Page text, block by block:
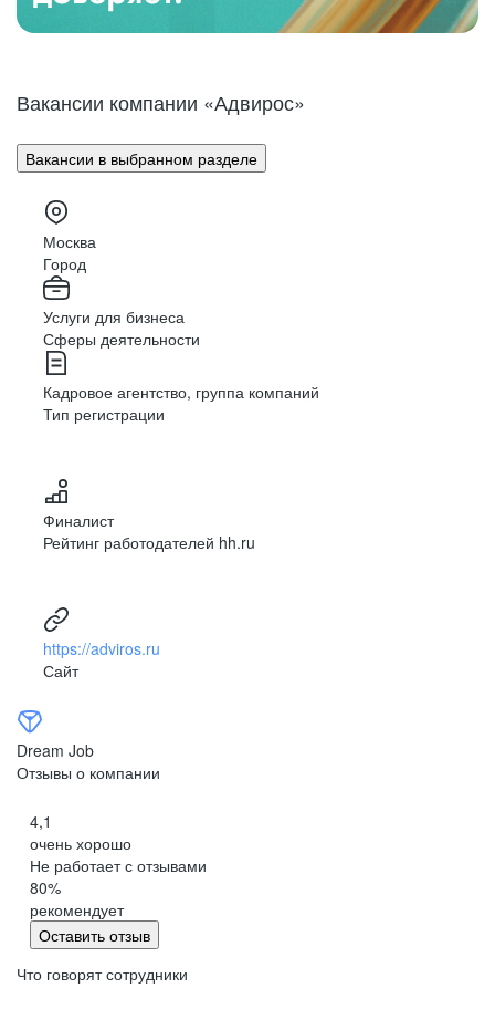
Вакансии компании «Адвирос»
Вакансии в выбранном разделе
Москва
Город
Услуги для бизнеса
Сферы деятельности
Кадровое агентство, группа компаний
Тип регистрации
Финалист
Рейтинг работодателей hh.ru
https://adviros.ru
Сайт
Dream Job
Отзывы о компании
4,1
очень хорошо
Не работает с отзывами
80%
рекомендует
Оставить отзыв
Что говорят сотрудники